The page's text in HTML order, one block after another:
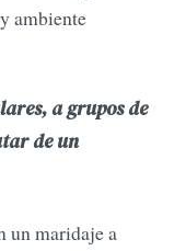
ambiente
a grupos de
de un
un maridaje a